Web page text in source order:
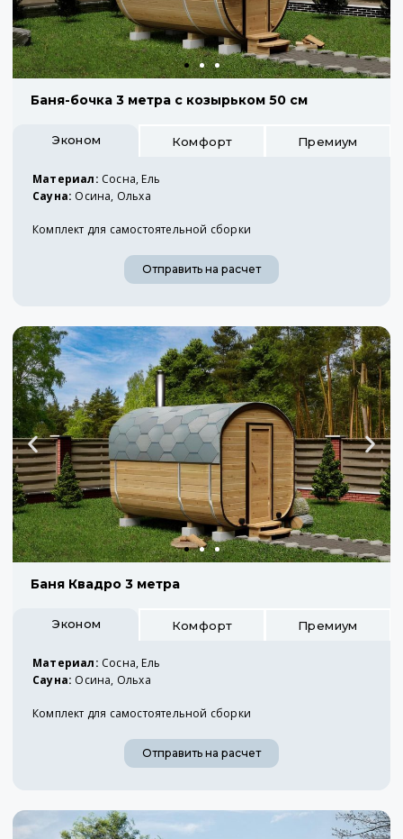
Баня-бочка 3 метра с козырьком 50 см
Эконом Комфорт Премиум
Материал: Сосна, Ель
Сауна: Осина, Ольха
Комплект для самостоятельной сборки
Отправить на расчет
Баня Квадро 3 метра
Эконом Комфорт Премиум
Материал: Сосна, Ель
Сауна: Осина, Ольха
Комплект для самостоятельной сборки
Отправить на расчет